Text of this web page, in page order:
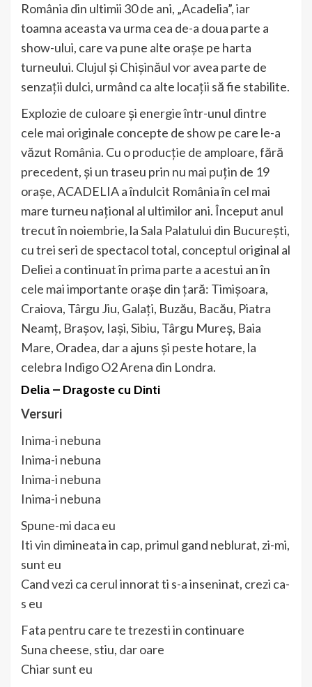
România din ultimii 30 de ani, „Acadelia”, iar
toamna aceasta va urma cea de-a doua parte a
show-ului, care va pune alte orașe pe harta
turneului. Clujul și Chișinăul vor avea parte de
senzații dulci, urmând ca alte locații să fie stabilite.
Explozie de culoare și energie într-unul dintre
cele mai originale concepte de show pe care le-a
văzut România. Cu o producție de amploare, fără
precedent, și un traseu prin nu mai puțin de 19
orașe, ACADELIA a îndulcit România în cel mai
mare turneu național al ultimilor ani. Început anul
trecut în noiembrie, la Sala Palatului din București,
cu trei seri de spectacol total, conceptul original al
Deliei a continuat în prima parte a acestui an în
cele mai importante orașe din țară: Timișoara,
Craiova, Târgu Jiu, Galați, Buzău, Bacău, Piatra
Neamț, Brașov, Iași, Sibiu, Târgu Mureș, Baia
Mare, Oradea, dar a ajuns și peste hotare, la
celebra Indigo O2 Arena din Londra.
Delia – Dragoste cu Dinti
Versuri
Inima-i nebuna
Inima-i nebuna
Inima-i nebuna
Inima-i nebuna
Spune-mi daca eu
Iti vin dimineata in cap, primul gand neblurat, zi-mi,
sunt eu
Cand vezi ca cerul innorat ti s-a inseninat, crezi ca-
s eu
Fata pentru care te trezesti in continuare
Suna cheese, stiu, dar oare
Chiar sunt eu